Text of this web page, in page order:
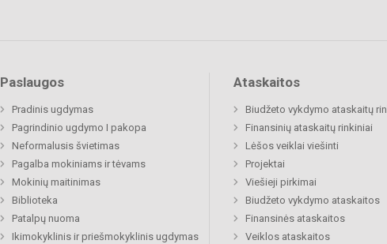
Paslaugos
Pradinis ugdymas
Pagrindinio ugdymo I pakopa
Neformalusis švietimas
Pagalba mokiniams ir tėvams
Mokinių maitinimas
Biblioteka
Patalpų nuoma
Ikimokyklinis ir priešmokyklinis ugdymas
Ataskaitos
Biudžeto vykdymo ataskaitų
Finansinių ataskaitų rinkiniai
Lėšos veiklai viešinti
Projektai
Viešieji pirkimai
Biudžeto vykdymo ataskaitos
Finansinės ataskaitos
Veiklos ataskaitos